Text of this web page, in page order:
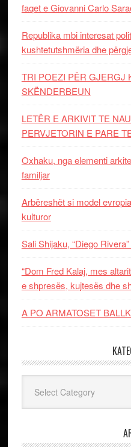
faqet e Giovanni Carlo
Republika mbi interesat
kushtetutshmëria dhe
TRI POEZI PËR GJERGJ
SKËNDERBEUN
LETËR E ARKIVIT TE
PERVJETORIN E PARE
Oxhaku, nga elementi
familjar
Arbëreshët si model
kulturor
Sali Shijaku, “Diego
“Dom Fred Kalaj, mes
e shpresës, kujtesës dhe
A PO ARMATOSET